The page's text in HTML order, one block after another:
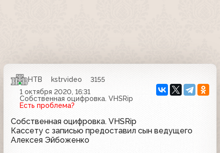
НТВ kstrvideo
3155
1 октября 2020, 16:31
Собственная оцифровка. VHSRip
Есть проблема?
Собственная оцифровка. VHSRip
Кассету с записью предоставил сын ведущего
Алексея Эйбоженко